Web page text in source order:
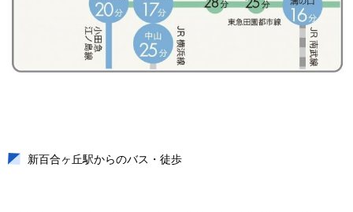
新百合ヶ丘駅からのバス・徒歩